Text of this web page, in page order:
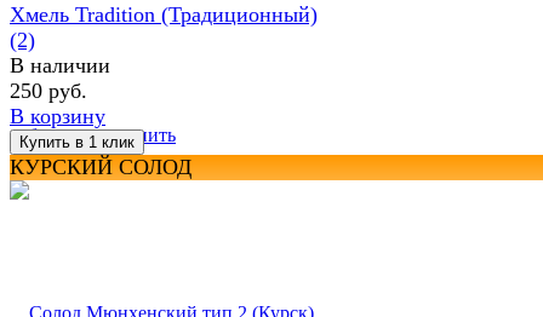
избранное сравнить
Хмель Tradition (Традиционный)
(2)
В наличии
250 руб.
В корзину
КУРСКИЙ СОЛОД